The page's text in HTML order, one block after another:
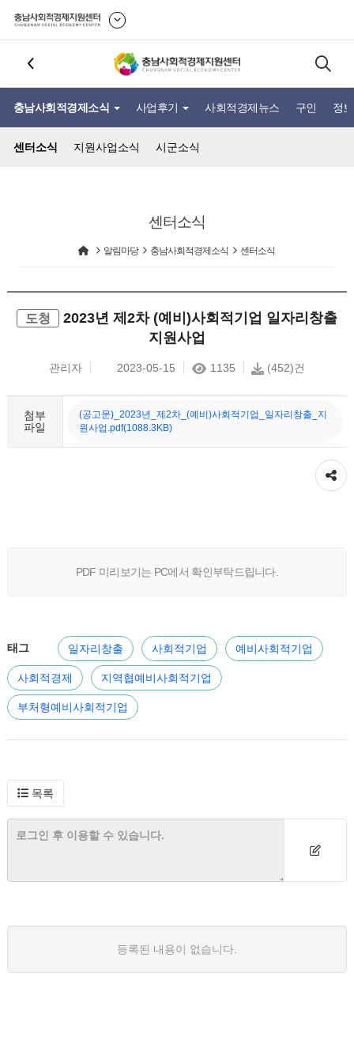
충남사회적경제소식 사업후기 사회적경제뉴스 구인 정
센터소식 지원사업소식 시군소식
센터소식
알림마당 충남사회적경제소식 센터소식
도청
2023년 제2차 (예비)사회적기업 일자리창출
지원사업
관리자 2023-05-15 1135 (452)건
첨부
파일
(공고문)_2023년_제2차_(예비)사회적기업_일자리창출_지
원사업.pdf(1088.3KB)
공유하기
PDF 미리보기는 PC에서 확인부탁드립니다.
태그 일자리창출 사회적기업 예비사회적기업
사회적경제 지역협예비사회적기업
부처형예비사회적기업
목록
등록된 내용이 없습니다.